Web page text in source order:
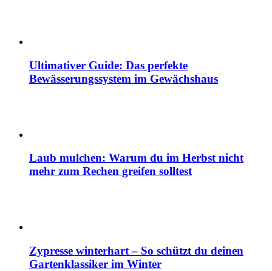
Ultimativer Guide: Das perfekte
Bewässerungssystem im Gewächshaus
Laub mulchen: Warum du im Herbst nicht
mehr zum Rechen greifen solltest
Zypresse winterhart – So schützt du deinen
Gartenklassiker im Winter